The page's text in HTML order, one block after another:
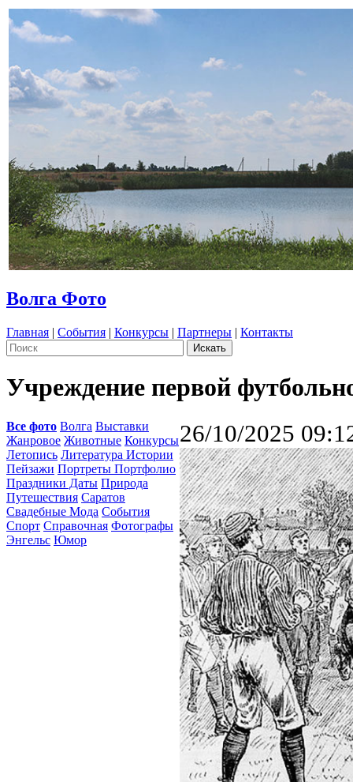
Волга Фото
Главная | События | Конкурсы | Партнеры | Контакты
Учреждение первой
Все фото Волга Выставки
Жанровое Животные Конкурсы
Летопись Литература Истории
Пейзажи Портреты Портфолио
Праздники Даты Природа
Путешествия Саратов
Свадебные Мода События
Спорт Справочная Фотографы
Энгельс Юмор
26/10/2025